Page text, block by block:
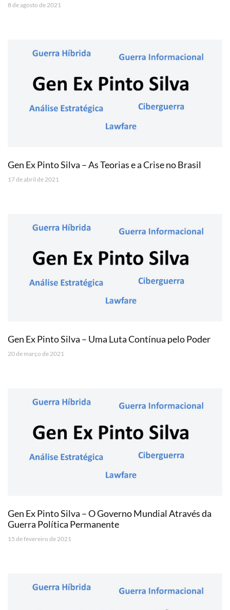
8 de agosto de 2021
Gen Ex Pinto Silva – As Teorias e a Crise no Brasil
17 de abril de 2021
Gen Ex Pinto Silva – Uma Luta Contínua pelo Poder
20 de março de 2021
Gen Ex Pinto Silva – O Governo Mundial Através da
Guerra Política Permanente
15 de fevereiro de 2021